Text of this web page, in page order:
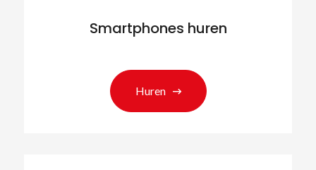
Smartphones huren
Huren